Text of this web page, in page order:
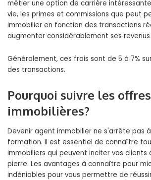
métier une option de carrière
vie, les primes et commissions que peut
immobilier en fonction des transactions
augmenter considérablement ses revenus
Généralement, ces frais sont de 5 à 7%
des transactions.
Pourquoi suivre les offres
immobilières?
Devenir agent immobilier ne s'arrête pas
formation. Il est essentiel de connaître
immobiliers qui peuvent inciter vos clients
pierre. Les avantages à connaître pour
indéniables pour vous permettre de